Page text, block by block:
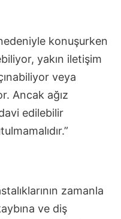
konuşurken
yakın iletişim
veya
Ancak ağız
edilebilir
zamanla
ve diş